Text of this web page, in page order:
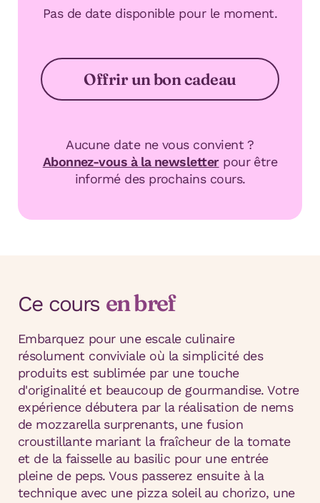
Ce cours en bref
Embarquez pour une escale culinaire
résolument conviviale où la simplicité des
produits est sublimée par une touche
d'originalité et beaucoup de gourmandise. Votre
expérience débutera par la réalisation de nems
de mozzarella surprenants, une fusion
croustillante mariant la fraîcheur de la tomate
et de la faisselle au basilic pour une entrée
pleine de peps. Vous passerez ensuite à la
technique avec une pizza soleil au chorizo, une
Pas de date disponible pour le moment.
Offrir un bon cadeau
Aucune date ne vous convient ?
Abonnez-vous à la newsletterpour être
informé des prochains cours.